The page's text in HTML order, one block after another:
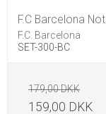
F.C Barcelona
F.C. Barcelona
SET-300-BC
179,00 DKK
159,00 DKK